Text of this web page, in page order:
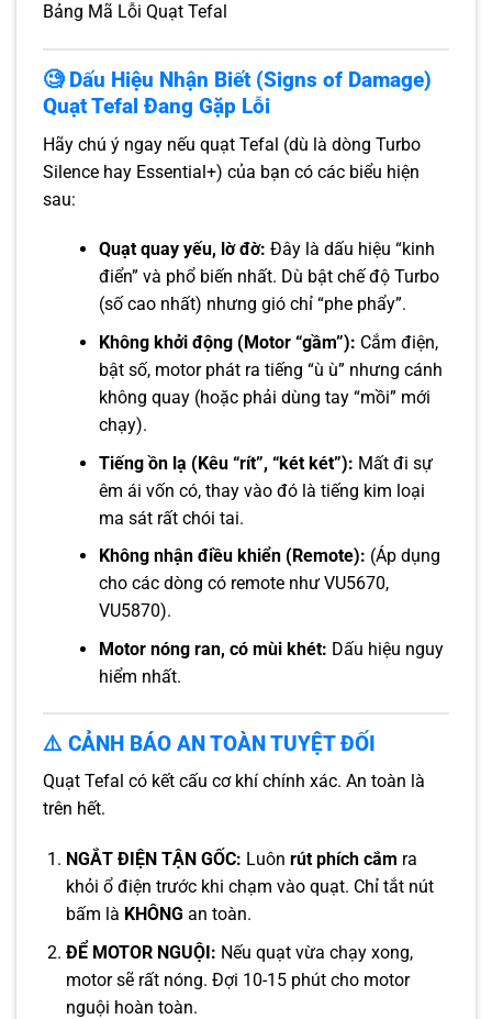
Bảng Mã Lỗi Quạt Tefal
🧐 Dấu Hiệu Nhận Biết (Signs of Damage)
Quạt Tefal Đang Gặp Lỗi
Hãy chú ý ngay nếu quạt Tefal (dù là dòng Turbo
Silence hay Essential+) của bạn có các biểu hiện
sau:
Quạt quay yếu, lờ đờ: Đây là dấu hiệu “kinh
điển” và phổ biến nhất. Dù bật chế độ Turbo
(số cao nhất) nhưng gió chỉ “phe phẩy”.
Không khởi động (Motor “gầm”): Cắm điện,
bật số, motor phát ra tiếng “ù ù” nhưng cánh
không quay (hoặc phải dùng tay “mồi” mới
chạy).
Tiếng ồn lạ (Kêu “rít”, “két két”): Mất đi sự
êm ái vốn có, thay vào đó là tiếng kim loại
ma sát rất chói tai.
Không nhận điều khiển (Remote): (Áp dụng
cho các dòng có remote như VU5670,
VU5870).
Motor nóng ran, có mùi khét: Dấu hiệu nguy
hiểm nhất.
⚠️ CẢNH BÁO AN TOÀN TUYỆT ĐỐI
Quạt Tefal có kết cấu cơ khí chính xác. An toàn là
trên hết.
NGẮT ĐIỆN TẬN GỐC: Luôn rút phích cắm ra
khỏi ổ điện trước khi chạm vào quạt. Chỉ tắt nút
bấm là KHÔNG an toàn.
ĐỂ MOTOR NGUỘI: Nếu quạt vừa chạy xong,
motor sẽ rất nóng. Đợi 10-15 phút cho motor
nguội hoàn toàn.